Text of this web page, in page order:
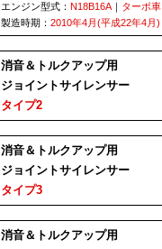
エンジン型式：N18B16A ｜ ターボ車
製造時期：2010年4月(平成22年4月)
消音＆トルクアップ用
ジョイントサイレンサー
タイプ2
消音＆トルクアップ用
ジョイントサイレンサー
タイプ3
消音＆トルクアップ用